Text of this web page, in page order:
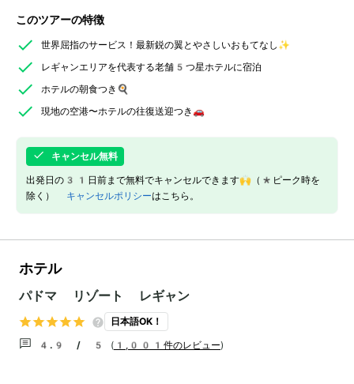
このツアーの特徴
世界屈指のサービス！最新鋭の翼とやさしいおもてなし✨
レギャンエリアを代表する老舗5つ星ホテルに宿泊
ホテルの朝食つき🍳
現地の空港〜ホテルの往復送迎つき🚗
キャンセル無料
出発日の31日前まで無料でキャンセルできます🙌（*ピーク時を
除く） キャンセルポリシーはこちら。
ホテル
パドマ リゾート レギャン
日本語OK！
4.9 / 5 ( 1,001件のレビュー)